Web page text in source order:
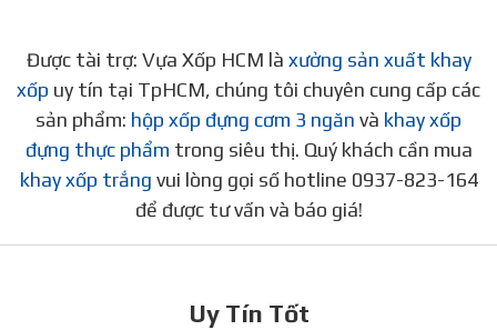
Được tài trợ: Vựa Xốp HCM là xưởng sản xuất khay
xốp uy tín tại TpHCM, chúng tôi chuyên cung cấp các
sản phẩm: hộp xốp đựng cơm 3 ngăn và khay xốp
đựng thực phẩm trong siêu thị. Quý khách cần mua
khay xốp trắng vui lòng gọi số hotline 0937-823-164
để được tư vấn và báo giá!
Uy Tín Tốt